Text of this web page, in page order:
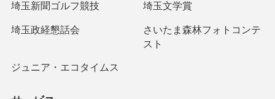
埼玉新聞ゴルフ競技 埼玉文学賞
埼玉政経懇話会
さいたま森林フォトコンテ
スト
ジュニア・エコタイムス